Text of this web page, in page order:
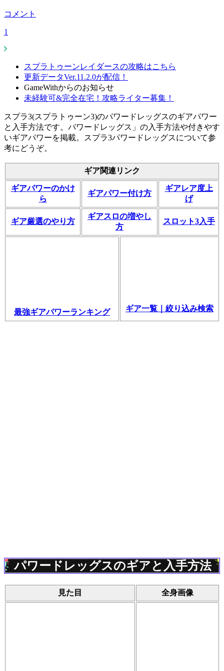
コメント
1
スプラトゥーンレイダースの攻略はこちら
更新データVer.11.2.0が配信！
GameWithからのお知らせ
未経験可&完全在宅！攻略ライター募集！
スプラ3(スプラトゥーン3)のパワードレッグスのギアパワー
と入手方法です。パワードレッグス」の入手方法や付きやす
いギアパワーを掲載。スプラ3パワードレッグスについて参
考にどうぞ。
ギア関連リンク
ギアパワーのかけ
ら
ギアパワー付け方
ギアレア度上
げ
ギア厳選のやり方
ギアスロの増やし
方
スロット3入手
最強ギアパワーランキング ギア一覧｜絞り込み検索
パワードレッグスのギアと入手方法
見た目 全身画像